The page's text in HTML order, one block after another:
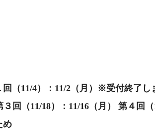
（11/4）：11/2（月）※受付終了し
３回（11/18）：11/16（月） 第４回（
め